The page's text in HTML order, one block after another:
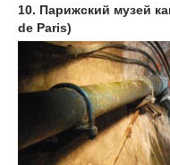
10. Парижский музей
de Paris)